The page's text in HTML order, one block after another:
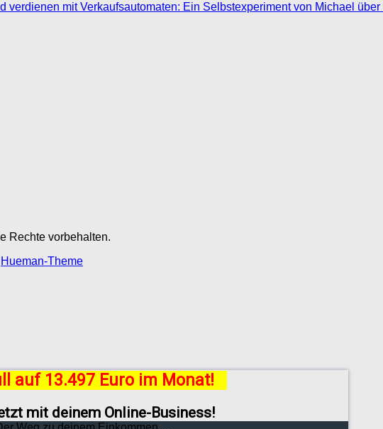
verdienen mit Verkaufsautomaten: Ein Selbstexperiment von Michael über
Rechte vorbehalten.
Hueman-Theme
auf 13.497 Euro im Monat!
mit deinem Online-Business!